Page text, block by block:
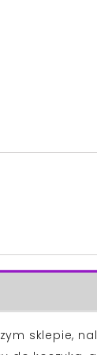
sklepie,